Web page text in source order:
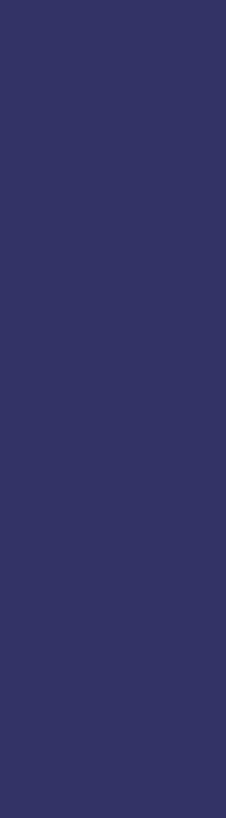
webbplats, öppnas